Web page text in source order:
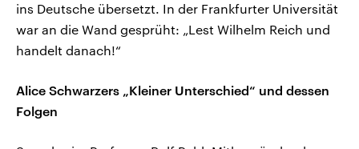
ins Deutsche übersetzt. In der Frankfurter Universität
war an die Wand gesprüht: „Lest Wilhelm Reich und
handelt danach!“
Alice Schwarzers „Kleiner Unterschied“ und dessen
Folgen